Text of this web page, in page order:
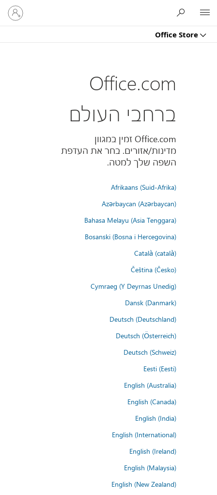
Office Store
היכנס
לחשבון
שלך
Office.com
ברחבי העולם
Office.com זמין במגוון
מדינות/אזורים. בחר את העדפת
השפה שלך למטה.
Afrikaans (Suid-Afrika)
Azərbaycan (Azərbaycan)
Bahasa Melayu (Asia Tenggara)
Bosanski (Bosna i Hercegovina)
Català (català)
Čeština (Česko)
Cymraeg (Y Deyrnas Unedig)
Dansk (Danmark)
Deutsch (Deutschland)
Deutsch (Österreich)
Deutsch (Schweiz)
Eesti (Eesti)
English (Australia)
English (Canada)
English (India)
English (International)
English (Ireland)
English (Malaysia)
English (New Zealand)